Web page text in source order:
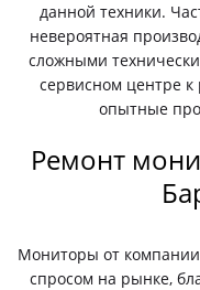
данной техники.
невероятная
сложными
сервисном центре к
опытные
Ремонт
Мониторы от
спросом на рынке,